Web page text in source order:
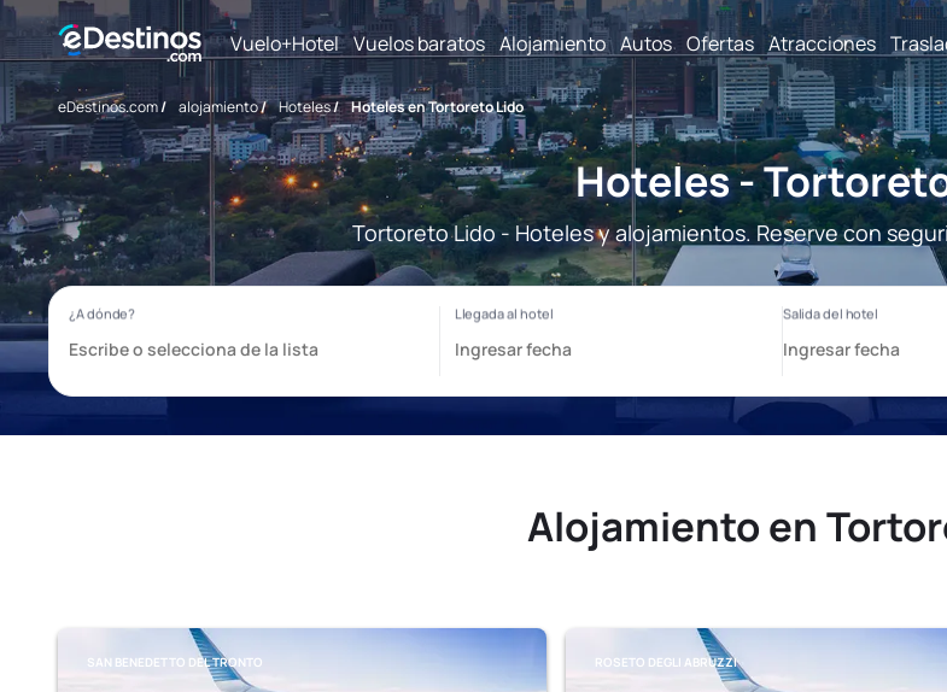
Vuelo+Hotel Vuelos baratos Alojamiento Autos Ofertas Atracciones
eDestinos.com/ alojamiento/ Hoteles/ Hoteles en Tortoreto Lido
Hoteles -
Tortoreto Lido - Hoteles y alojamientos. Reserve con
Alojamiento en
SAN BENEDETTO DEL TRONTO ROSETO DEGLI ABRUZZI